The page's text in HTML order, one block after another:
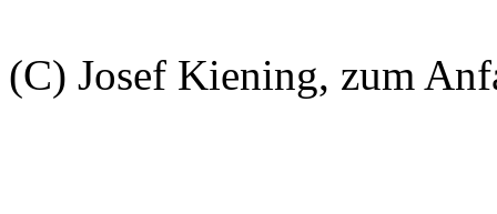
(C) Josef Kiening, zum